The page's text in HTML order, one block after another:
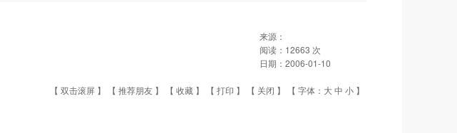
来源：
阅读： 12663 次
日期： 2006-01-10
【 双击滚屏 】 【 推荐朋友 】 【 收藏 】 【 打印 】 【 关闭 】 【 字体： 大中 小 】